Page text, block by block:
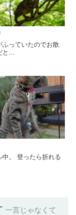
ふっていたのでお散
と...
中。 登ったら折れる
一言じゃなくて